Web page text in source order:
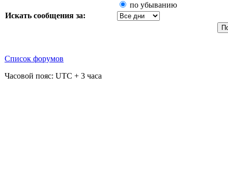
по убыванию
Искать сообщения за:
Список форумов
Часовой пояс: UTC + 3 часа